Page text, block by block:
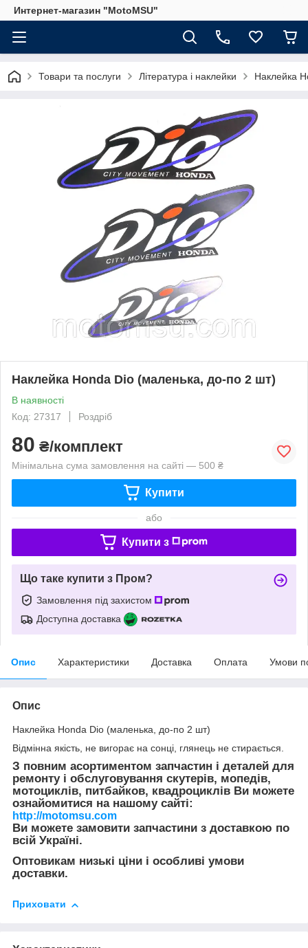
Интернет-магазин "MotoMSU"
Товари та послуги Література і наклейки Наклейка
Наклейка Honda Dio (маленька, до-по 2 шт)
В наявності
Код: 27317
Роздріб
80 ₴/комплект
Мінімальна сума замовлення на сайті — 500 ₴
Купити
або
Купити з
Що таке купити з Пром?
Замовлення під захистом
Доступна доставка
Опис Характеристики Доставка Оплата Умови
Опис
Наклейка Honda Dio (маленька, до-по 2 шт)
Відмінна якість, не вигорає на сонці, глянець не стирається.
З повним асортиментом запчастин і деталей для
ремонту і обслуговування скутерів, мопедів,
мотоциклів, питбайков, квадроциклів Ви можете
ознайомитися на нашому сайті:
http://motomsu.com
Ви можете замовити запчастини з доставкою по
всій Україні.
Оптовикам низькі ціни і особливі умови
доставки.
Приховати